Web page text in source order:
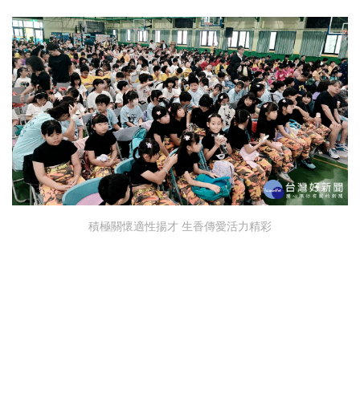
積極關懷適性揚才 生香傳愛活力精彩